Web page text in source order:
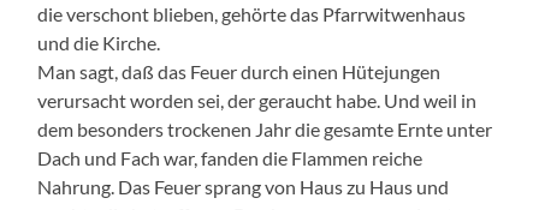
die verschont blieben, gehörte das Pfarrwitwenhaus
und die Kirche.
Man sagt, daß das Feuer durch einen Hütejungen
verursacht worden sei, der geraucht habe. Und weil in
dem besonders trockenen Jahr die gesamte Ernte unter
Dach und Fach war, fanden die Flammen reiche
Nahrung. Das Feuer sprang von Haus zu Haus und